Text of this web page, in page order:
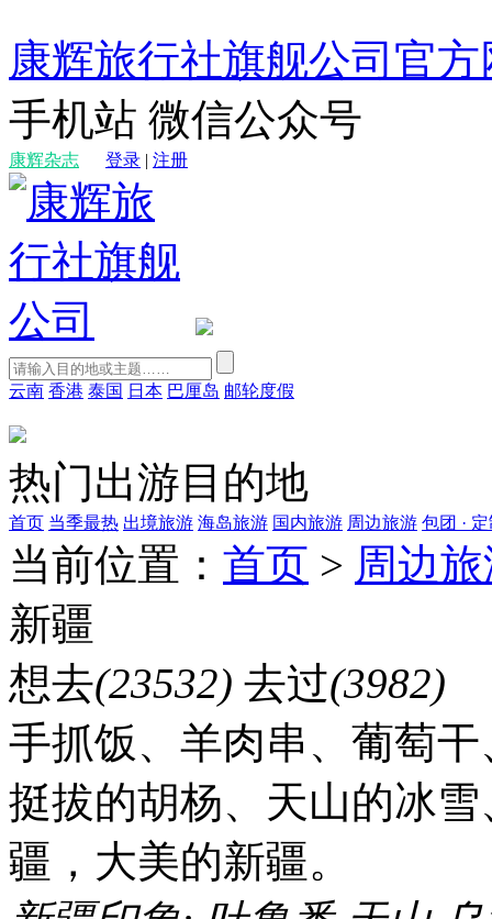
康辉旅行社旗舰公司官方
手机站 微信公众号
康辉杂志 登录 | 注册
云南 香港 泰国 日本 巴厘岛 邮轮度假
热门出游目的地
首页 当季最热 出境旅游 海岛旅游 国内旅游 周边旅游 包团 ·
当前位置： 首页 > 周边
新疆
想去(23532) 去过(3982)
手抓饭、羊肉串、葡萄
挺拔的胡杨、天山的冰
疆，大美的新疆。